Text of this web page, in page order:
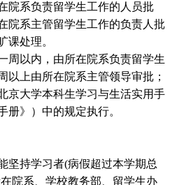
院系负责留学生工作的人员批
院系主管留学生工作的负责人批
课处理。
周以内，由所在院系负责留学生
以上由所在院系主管领导审批；
京大学本科生学习与生活实用手
册》）中的规定执行。
坚持学习者(病假超过本学期总
在院系、学校教务部、留学生办